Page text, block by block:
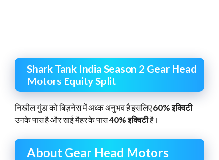
Shark Tank India Season 2 Gear Head
Motors Equity Split
निखील गुंडा को बिज़नेस में अध्क अनुभव है इसलिए60% इक्विटी
उनके पास है और साई मैहर के पास40% इक्विटीहै।
About Gear Head Motors